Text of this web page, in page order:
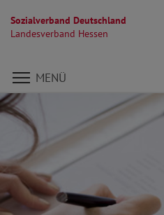
Sozialverband Deutschland
Landesverband Hessen
Direkt zu den Inhalten springen
MENÜ